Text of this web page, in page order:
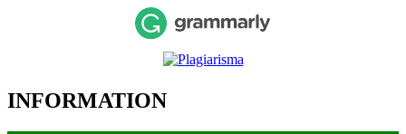
INFORMATION